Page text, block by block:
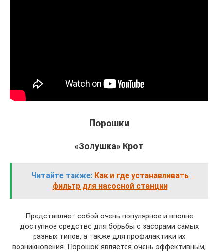
Порошки
«Золушка» Крот
Читайте также: Как и где устанавливать
фильтр для насосной станции
Представляет собой очень популярное и вполне
доступное средство для борьбы с засорами самых
разных типов, а также для профилактики их
возникновения. Порошок является очень эффективным,